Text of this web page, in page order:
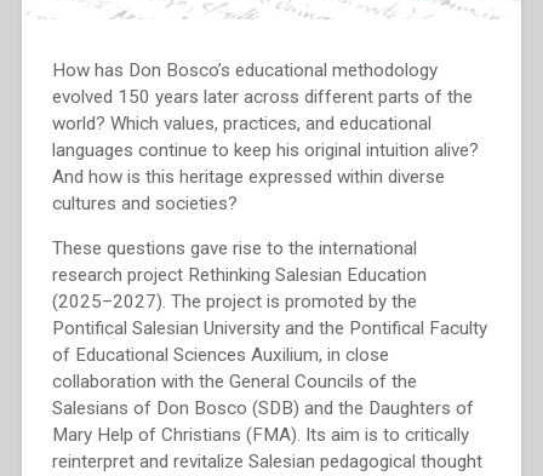
How has Don Bosco’s educational methodology
evolved 150 years later across different parts of the
world? Which values, practices, and educational
languages continue to keep his original intuition alive?
And how is this heritage expressed within diverse
cultures and societies?
These questions gave rise to the international
research project Rethinking Salesian Education
(2025–2027). The project is promoted by the
Pontifical Salesian University and the Pontifical Faculty
of Educational Sciences Auxilium, in close
collaboration with the General Councils of the
Salesians of Don Bosco (SDB) and the Daughters of
Mary Help of Christians (FMA). Its aim is to critically
reinterpret and revitalize Salesian pedagogical thought